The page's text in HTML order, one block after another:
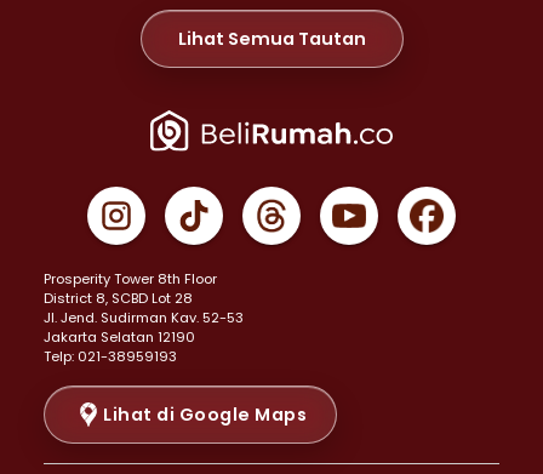
Properti Dijual di Meruya >
Properti Dijual di Jelambar >
Properti Dijual di Jakarta Pusat >
Properti Dijual di Gambir >
Properti Dijual di Johar Baru >
Properti Dijual di Menteng >
Properti Dijual di Senen >
Properti Dijual di Tanah Abang >
Properti Dijual di Cikini >
Properti Dijual di Kramat >
Properti Dijual di Pasar Baru >
Properti Dijual di Bendungan Hilir >
Lihat Semua Tautan
Prosperity Tower 8th Floor
District 8, SCBD Lot 28
JI. Jend. Sudirman Kav. 52-53
Jakarta Selatan 12190
Telp: 021-38959193
Lihat di Google Maps